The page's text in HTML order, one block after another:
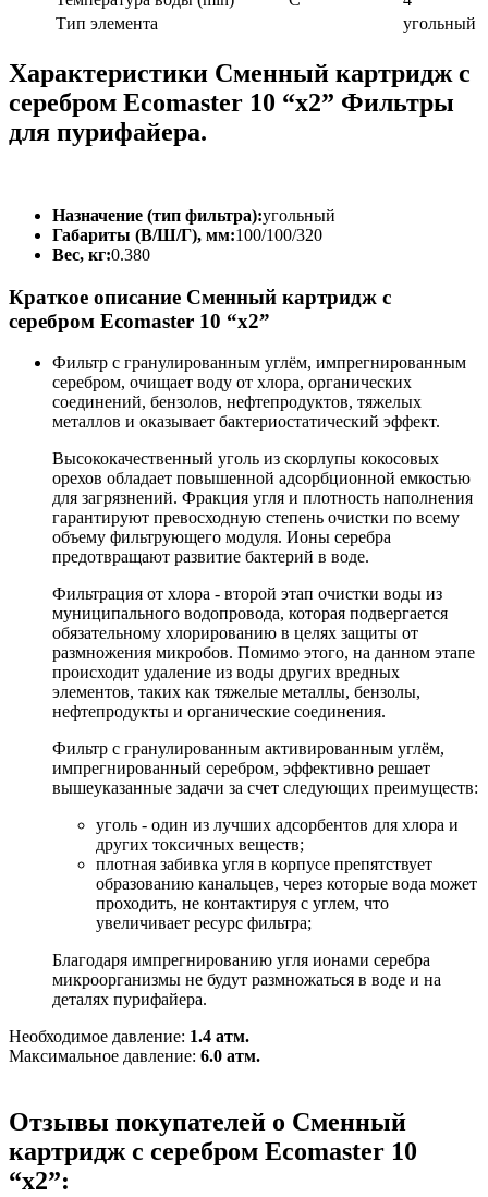
Тип элемента
угольный
Характеристики Сменный картридж с
серебром Ecomaster 10 “х2” Фильтры
для пурифайера.
Назначение (тип фильтра):угольный
Габариты (В/Ш/Г), мм:100/100/320
Вес, кг:0.380
Краткое описание Сменный картридж с
серебром Ecomaster 10 “х2”
Фильтр с гранулированным углём, импрегнированным
серебром, очищает воду от хлора, органических
соединений, бензолов, нефтепродуктов, тяжелых
металлов и оказывает бактериостатический эффект.
Высококачественный уголь из скорлупы кокосовых
орехов обладает повышенной адсорбционной емкостью
для загрязнений. Фракция угля и плотность наполнения
гарантируют превосходную степень очистки по всему
объему фильтрующего модуля. Ионы серебра
предотвращают развитие бактерий в воде.
Фильтрация от хлора - второй этап очистки воды из
муниципального водопровода, которая подвергается
обязательному хлорированию в целях защиты от
размножения микробов. Помимо этого, на данном этапе
происходит удаление из воды других вредных
элементов, таких как тяжелые металлы, бензолы,
нефтепродукты и органические соединения.
Фильтр с гранулированным активированным углём,
импрегнированный серебром, эффективно решает
вышеуказанные задачи за счет следующих преимуществ:
уголь - один из лучших адсорбентов для хлора и
других токсичных веществ;
плотная забивка угля в корпусе препятствует
образованию канальцев, через которые вода может
проходить, не контактируя с углем, что
увеличивает ресурс фильтра;
Благодаря импрегнированию угля ионами серебра
микроорганизмы не будут размножаться в воде и на
деталях пурифайера.
Необходимое давление: 1.4 атм.
Максимальное давление: 6.0 атм.
Отзывы покупателей о Сменный
картридж с серебром Ecomaster 10
“х2”: